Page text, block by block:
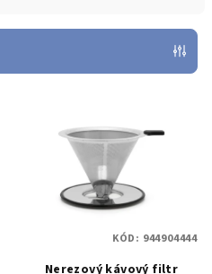
Nerezový kávový filtr
KÓD: 944904444